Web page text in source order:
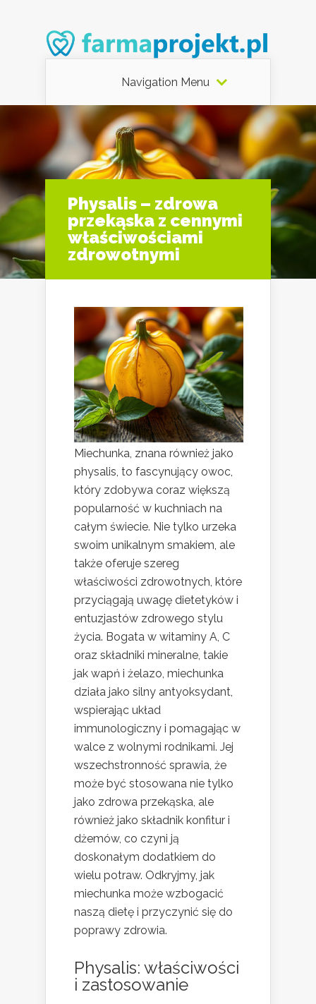
Navigation Menu
Physalis – zdrowa
przekąska z cennymi
właściwościami
zdrowotnymi
Miechunka, znana również jako
physalis, to fascynujący owoc,
który zdobywa coraz większą
popularność w kuchniach na
całym świecie. Nie tylko urzeka
swoim unikalnym smakiem, ale
także oferuje szereg
właściwości zdrowotnych, które
przyciągają uwagę dietetyków i
entuzjastów zdrowego stylu
życia. Bogata w witaminy A, C
oraz składniki mineralne, takie
jak wapń i żelazo, miechunka
działa jako silny antyoksydant,
wspierając układ
immunologiczny i pomagając w
walce z wolnymi rodnikami. Jej
wszechstronność sprawia, że
może być stosowana nie tylko
jako zdrowa przekąska, ale
również jako składnik konfitur i
dżemów, co czyni ją
doskonałym dodatkiem do
wielu potraw. Odkryjmy, jak
miechunka może wzbogacić
naszą dietę i przyczynić się do
poprawy zdrowia.
Physalis: właściwości
i zastosowanie